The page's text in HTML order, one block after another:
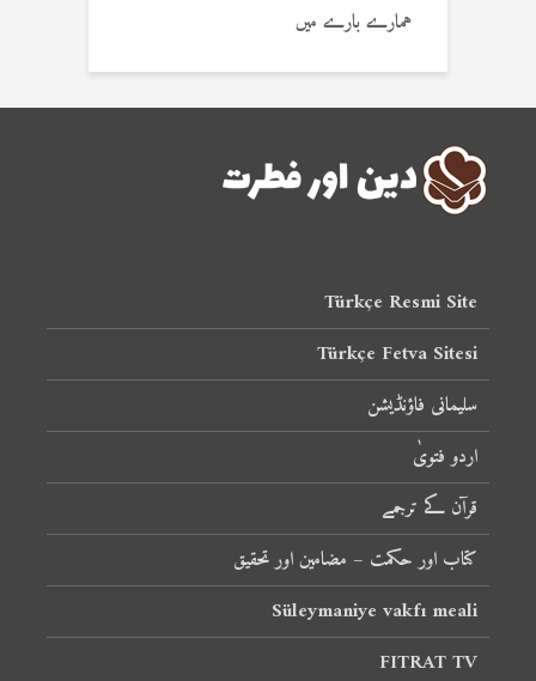
ہمارے بارے میں
Türkçe Resmi Site
Türkçe Fetva Sitesi
سلیمانی فاؤنڈیشن
اردو فتویٰ
قرآن کے ترجمے
کتاب اور حکمت – مضامین اور تحقیق
Süleymaniye vakfı meali
FITRAT TV